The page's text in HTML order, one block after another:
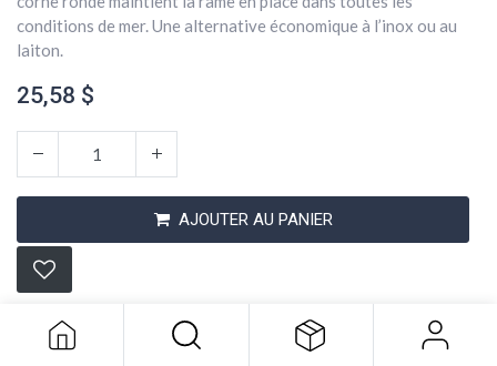
conditions de mer. Une alternative économique à l’inox ou au
laiton.
25,58 $
AJOUTER AU PANIER
Conditions générales
Expédition : 2-3 jours ouvrables
Galvanized Oarlock Horn 2-3/16